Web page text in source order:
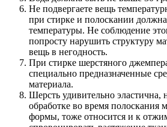
Не подвергаете вещь
при стирке и полоскании
температуры. Не соблюдение
попросту нарушить структуру
вещь в негодность.
При стирке шерстяного
специально предназначенные
материала.
Шерсть удивительно эластична,
обработке во время полоскания
формы, тоже относится и к